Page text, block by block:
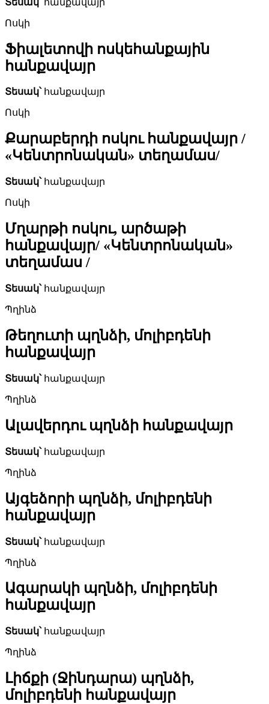
Ոսկի
Ֆիալետովի ոսկեհանքային
հանքավայր
Տեսակ՝հանքավայր
Ոսկի
Քարաբերդի ոսկու հանքավայր /
«Կենտրոնական» տեղամաս/
Տեսակ՝հանքավայր
Ոսկի
Մղարթի ոսկու, արծաթի
հանքավայր/ «Կենտրոնական»
տեղամաս /
Տեսակ՝հանքավայր
Պղինձ
Թեղուտի պղնձի, մոլիբդենի
հանքավայր
Տեսակ՝հանքավայր
Պղինձ
Ալավերդու պղնձի հանքավայր
Տեսակ՝հանքավայր
Պղինձ
Այգեձորի պղնձի, մոլիբդենի
հանքավայր
Տեսակ՝հանքավայր
Պղինձ
Ագարակի պղնձի, մոլիբդենի
հանքավայր
Տեսակ՝հանքավայր
Պղինձ
Լիճքի (Ջինդարա) պղնձի,
մոլիբդենի հանքավայր